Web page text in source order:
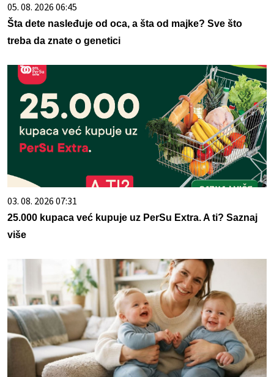
05. 08. 2026 06:45
Šta dete nasleđuje od oca, a šta od majke? Sve što
treba da znate o genetici
03. 08. 2026 07:31
25.000 kupaca već kupuje uz PerSu Extra. A ti? Saznaj
više